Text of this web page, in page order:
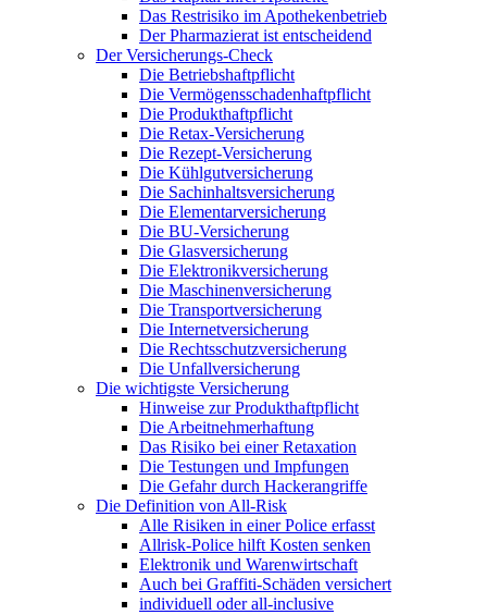
Das Restrisiko im Apothekenbetrieb
Der Pharmazierat ist entscheidend
Der Versicherungs-Check
Die Betriebshaftpflicht
Die Vermögensschadenhaftpflicht
Die Produkthaftpflicht
Die Retax-Versicherung
Die Rezept-Versicherung
Die Kühlgutversicherung
Die Sachinhaltsversicherung
Die Elementarversicherung
Die BU-Versicherung
Die Glasversicherung
Die Elektronikversicherung
Die Maschinenversicherung
Die Transportversicherung
Die Internetversicherung
Die Rechtsschutzversicherung
Die Unfallversicherung
Die wichtigste Versicherung
Hinweise zur Produkthaftpflicht
Die Arbeitnehmerhaftung
Das Risiko bei einer Retaxation
Die Testungen und Impfungen
Die Gefahr durch Hackerangriffe
Die Definition von All-Risk
Alle Risiken in einer Police erfasst
Allrisk-Police hilft Kosten senken
Elektronik und Warenwirtschaft
Auch bei Graffiti-Schäden versichert
individuell oder all-inclusive